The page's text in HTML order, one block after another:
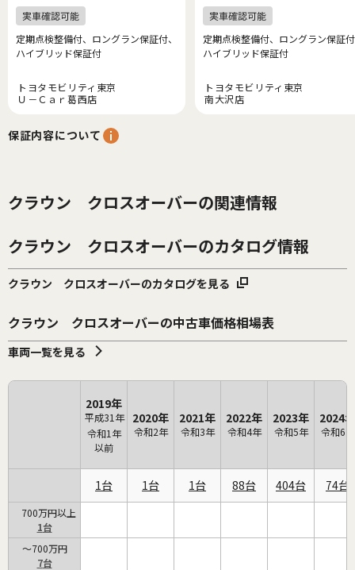
定期点検整備付、ロングラン保証付、
ハイブリッド保証付
トヨタモビリティ東京
Ｕ－Ｃａｒ葛西店
定期点検整備付、ロングラン保証
ハイブリッド保証付
トヨタモビリティ東京
南大沢店
保証内容について
クラウン クロスオーバーの関連情報
クラウン クロスオーバーのカタログ情報
クラウン クロスオーバーのカタログを見る
クラウン クロスオーバーの中古車価格相場表
車両一覧を見る
2019年
平成31年
令和1年
以前
2020年
令和2年
2021年
令和3年
2022年
令和4年
2023年
令和5年
2024年
令和6年
1 1 1 88 404 74
700万円以上
1
～700万円
7